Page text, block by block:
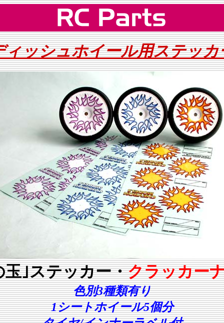
ィッシュホイール用ステッカ
玉｣ステッカー・クラッカー
色別3種類有り
1シートホイール5個分